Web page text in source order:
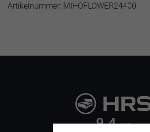
Artikelnummer: MIHOFLOWER24400
9.4/ 10